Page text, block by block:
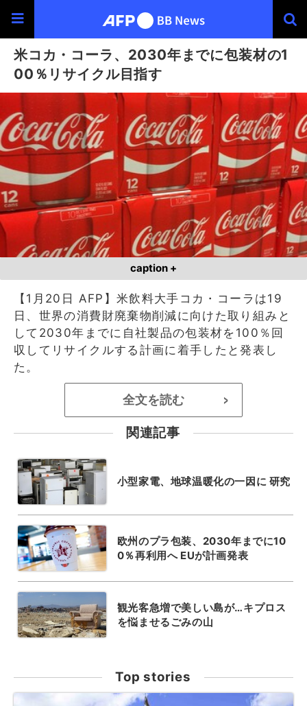
米コカ・コーラ、2030年までに包装材の1
00％リサイクル目指す
caption +
【1月20日 AFP】米飲料大手コカ・コーラは19
日、世界の消費財廃棄物削減に向けた取り組みと
して2030年までに自社製品の包装材を100％回
収してリサイクルする計画に着手したと発表し
た。
全文を読む >
関連記事
小型家電、地球温暖化の一因に 研究
欧州のプラ包装、2030年までに10
0％再利用へ EUが計画発表
観光客急増で美しい島が…キプロス
を悩ませるごみの山
Top stories